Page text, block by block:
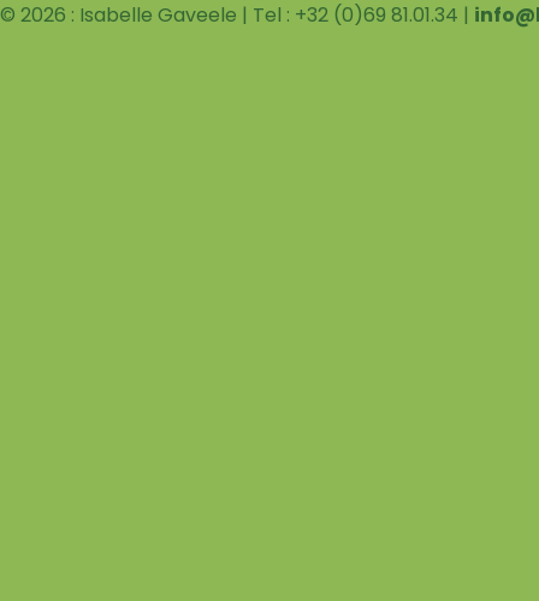
© 2026 : Isabelle Gaveele | Tel : +32 (0)69 81.01.34 |